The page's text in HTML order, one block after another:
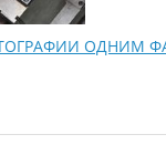
ОДНИМ